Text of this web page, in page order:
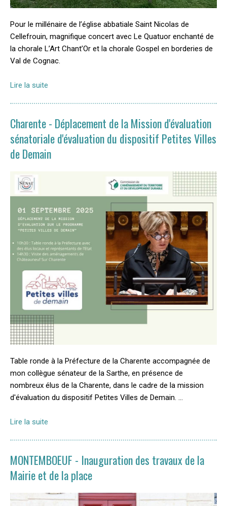
Pour le millénaire de l’église abbatiale Saint Nicolas de
Cellefrouin, magnifique concert avec Le Quatuor enchanté de
la chorale L’Art Chant’Or et la chorale Gospel en borderies de
Val de Cognac.
Lire la suite
Charente - Déplacement de la Mission d'évaluation
sénatoriale d'évaluation du dispositif Petites Villes
de Demain
Table ronde à la Préfecture de la Charente accompagnée de
mon collègue sénateur de la Sarthe, en présence de
nombreux élus de la Charente, dans le cadre de la mission
d'évaluation du dispositif Petites Villes de Demain. …
Lire la suite
MONTEMBOEUF - Inauguration des travaux de la
Mairie et de la place